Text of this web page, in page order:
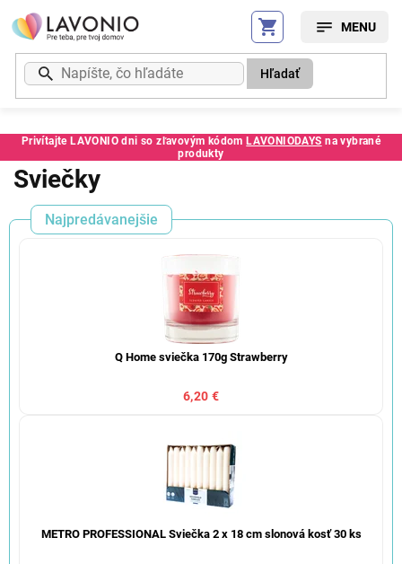
Prejsť
na
obsah
Privítajte LAVONIO dni so zľavovým kódom LAVONIODAYS na vybrané
produkty
Hľadať
Sviečky
Najpredávanejšie
Q Home sviečka 170g Strawberry
6,20 €
METRO PROFESSIONAL Sviečka 2 x 18 cm slonová kosť 30 ks